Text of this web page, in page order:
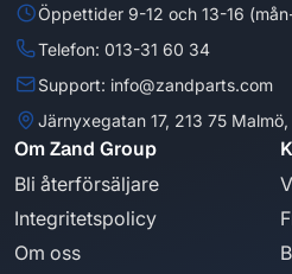
Öppettider 9-12 och 13-16
Telefon: 013-31 60 34
Support: info@zandparts.com
Järnyxegatan 17, 213 75
Om Zand Group
Bli återförsäljare
Integritetspolicy
Om oss